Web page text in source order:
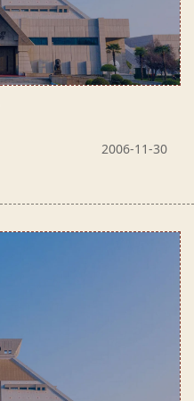
2006-11-30